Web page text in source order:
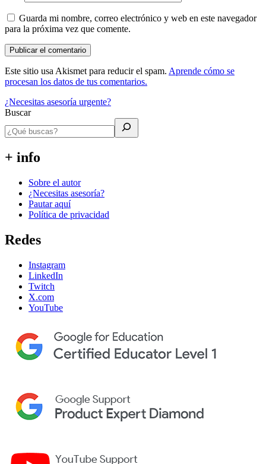
Guarda mi nombre, correo electrónico y web en este navegador
para la próxima vez que comente.
Este sitio usa Akismet para reducir el spam. Aprende cómo se
procesan los datos de tus comentarios.
¿Necesitas asesoría urgente?
Buscar
+ info
Sobre el autor
¿Necesitas asesoría?
Pautar aquí
Política de privacidad
Redes
Instagram
LinkedIn
Twitch
X.com
YouTube